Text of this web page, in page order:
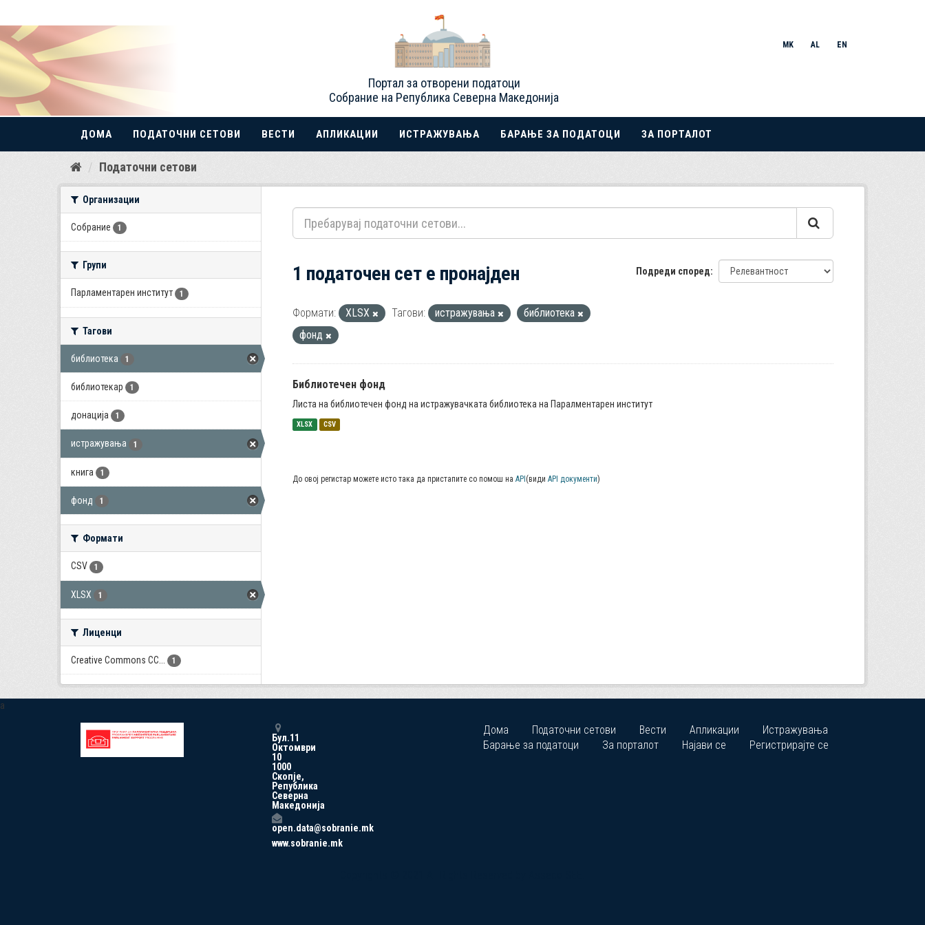
Прескокнете
Портал за отворени податоци
Собрание на Република Северна Македонија
MK AL EN
ДОМА ПОДАТОЧНИ СЕТОВИ ВЕСТИ АПЛИКАЦИИ ИСТРАЖУВАЊА БАРАЊЕ ЗА ПОДАТОЦИ ЗА ПОРТАЛОТ
Податочни сетови
Организации
Собрание 1
Групи
Парламентарен институт 1
Тагови
библиотека 1
библиотекар 1
донација 1
истражувања 1
книга 1
фонд 1
Формати
CSV 1
XLSX 1
Лиценци
Creative Commons CC... 1
Подреди според
1 податочен сет е пронајден
Формати: XLSX Тагови: истражувања
библиотека
фонд
Библиотечен фонд
Листа на библиотечен фонд на истражувачката библиотека на Паралментарен институт
XLSX CSV
До овој регистар можете исто така да пристапите со помош на API (види API документи)
a
Бул.11
Октомври
10
1000
Скопје,
Република
Северна
Македонија
open.data@sobranie.mk
www.sobranie.mk
Дома Податочни сетови Вести Апликации
Истражувања
Барање за податоци
За порталот Најави се Регистрирајте се